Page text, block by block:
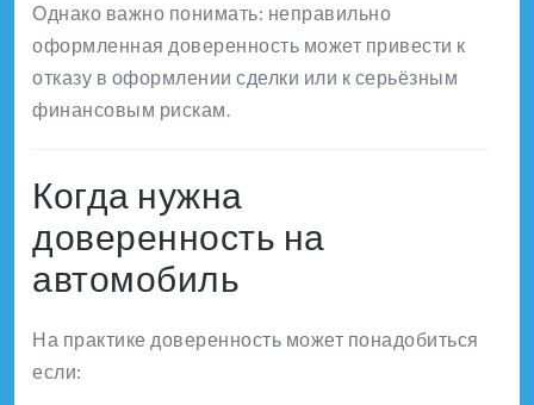
Однако важно понимать: неправильно
оформленная доверенность может привести к
отказу в оформлении сделки или к серьёзным
финансовым рискам.
Когда нужна
доверенность на
автомобиль
На практике доверенность может понадобиться
если: